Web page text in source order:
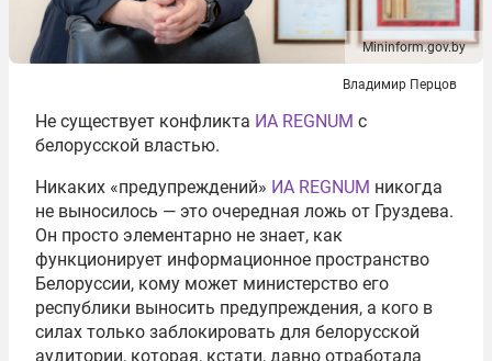
Mininform.gov.by
Владимир Перцов
Не существует конфликта ИА REGNUM с
белорусской властью.
Никаких «предупреждений» ИА REGNUM никогда
не выносилось — это очередная ложь от Груздева.
Он просто элементарно не знает, как
функционирует информационное пространство
Белоруссии, кому может министерство его
республики выносить предупреждения, а кого в
силах только заблокировать для белорусской
аудитории, которая, кстати, давно отработала